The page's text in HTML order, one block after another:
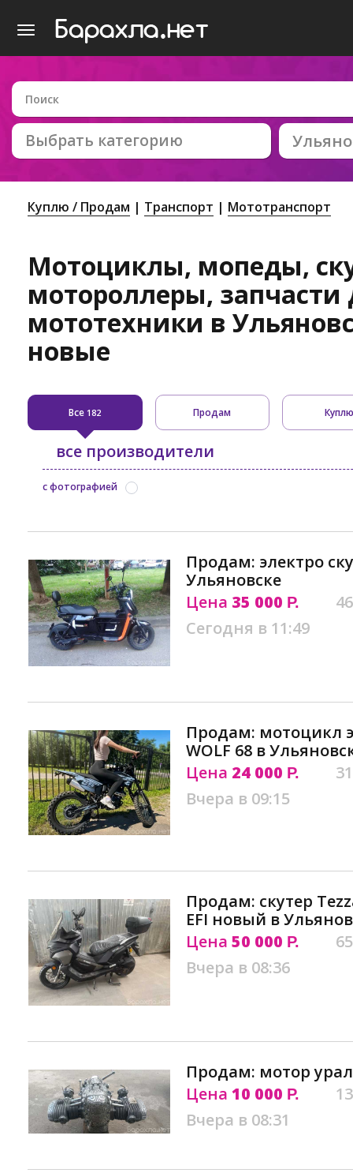
Выбрать категорию
Куплю / Продам Транспорт Мототранспорт
Мотоциклы, мопеды,
мотороллеры, запчасти
мототехники в
новые
Все 182 Продам
все производители
с фотографией
Продам: электро
Ульяновске
Цена 35 000 Р.
Сегодня в 11:49
Продам: мотоцикл
WОLF 68 в
Цена 24 000 Р.
Вчера в 09:15
Продам: скутер
EFI новый в
Цена 50 000 Р.
Вчера в 08:36
Продам: мотор
Цена 10 000 Р.
Вчера в 08:31